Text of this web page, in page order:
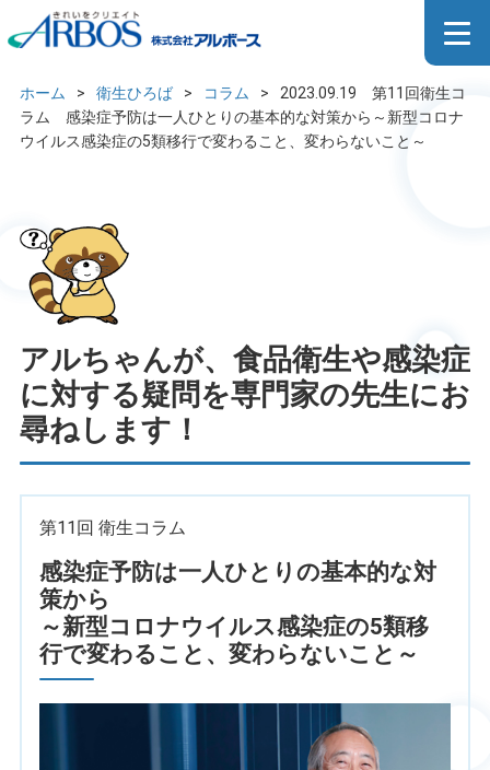
の基本的な対策から～新型コ
ロナウイルス感染症の5類移行
で変わること、変わらないこ
ホーム > 衛生ひろば > コラム >
2023.09.19 第11回衛生コ
ラム 感染症予防は一人ひとりの基本的な対策から～新型コロナ
ウイルス感染症の5類移行で変わること、変わらないこと～
アルちゃんが、食品衛生や感染症
に対する疑問を専門家の先生にお
尋ねします！
第11回 衛生コラム
感染症予防は一人ひとりの基本的な対
策から
～新型コロナウイルス感染症の5類移
行で変わること、変わらないこと～